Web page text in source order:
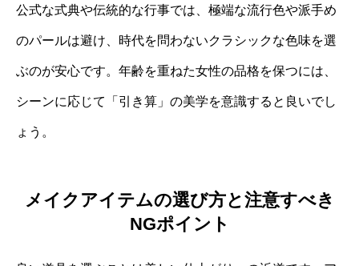
公式な式典や伝統的な行事では、極端な流行色や派手め
のパールは避け、時代を問わないクラシックな色味を選
ぶのが安心です。年齢を重ねた女性の品格を保つには、
シーンに応じて「引き算」の美学を意識すると良いでし
ょう。
メイクアイテムの選び方と注意すべき
NGポイント